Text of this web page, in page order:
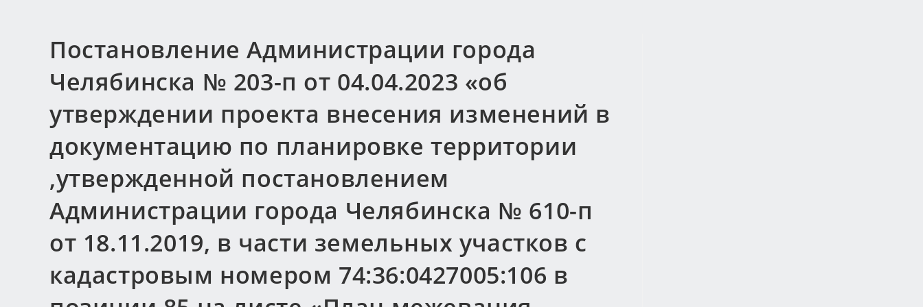
Постановление Администрации города
Челябинска № 203-п от 04.04.2023 «об
утверждении проекта внесения изменений в
документацию по планировке территории
,утвержденной постановлением
Администрации города Челябинска № 610-п
от 18.11.2019, в части земельных участков с
кадастровым номером 74:36:0427005:106 в